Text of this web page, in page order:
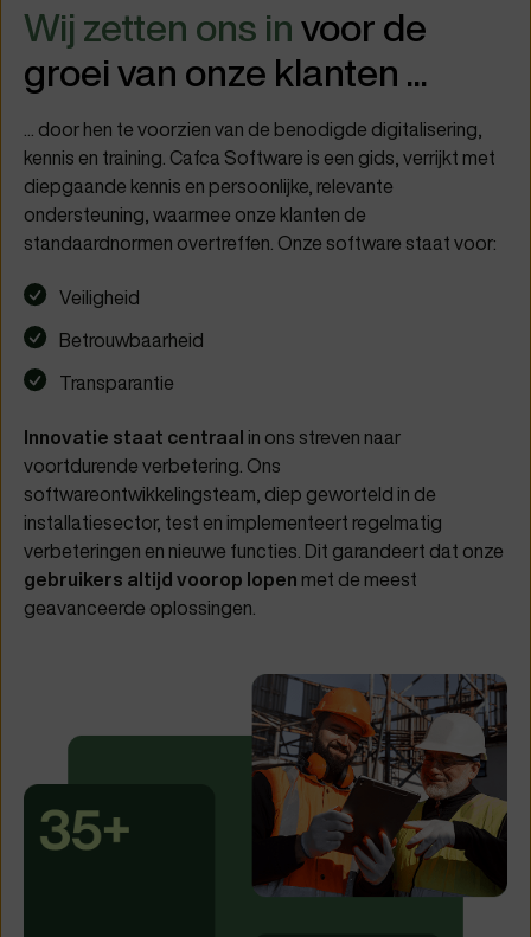
Wij zetten ons invoor de
groei van onze klanten ...
... door hen te voorzien van de benodigde digitalisering,
kennis en training. Cafca Software is een gids, verrijkt met
diepgaande kennis en persoonlijke, relevante
ondersteuning, waarmee onze klanten de
standaardnormen overtreffen. Onze software staat voor:
Veiligheid
Betrouwbaarheid
Transparantie
Innovatie staat centraal in ons streven naar
voortdurende verbetering. Ons
softwareontwikkelingsteam, diep geworteld in de
installatiesector, test en implementeert regelmatig
verbeteringen en nieuwe functies. Dit garandeert dat onze
gebruikers altijd voorop lopen met de meest
geavanceerde oplossingen.